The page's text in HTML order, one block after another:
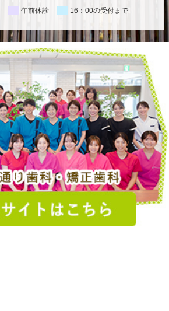
午前休診 16：00の受付まで